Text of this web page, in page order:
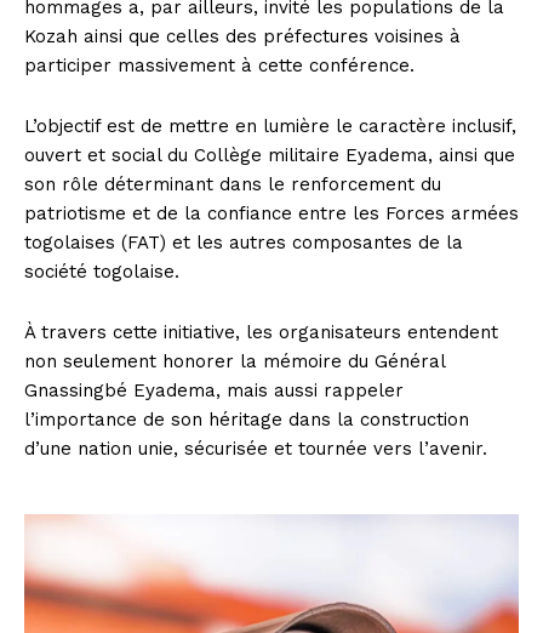
hommages a, par ailleurs, invité les populations de la
Kozah ainsi que celles des préfectures voisines à
participer massivement à cette conférence.
L’objectif est de mettre en lumière le caractère inclusif,
ouvert et social du Collège militaire Eyadema, ainsi que
son rôle déterminant dans le renforcement du
patriotisme et de la confiance entre les Forces armées
togolaises (FAT) et les autres composantes de la
société togolaise.
À travers cette initiative, les organisateurs entendent
non seulement honorer la mémoire du Général
Gnassingbé Eyadema, mais aussi rappeler
l’importance de son héritage dans la construction
d’une nation unie, sécurisée et tournée vers l’avenir.